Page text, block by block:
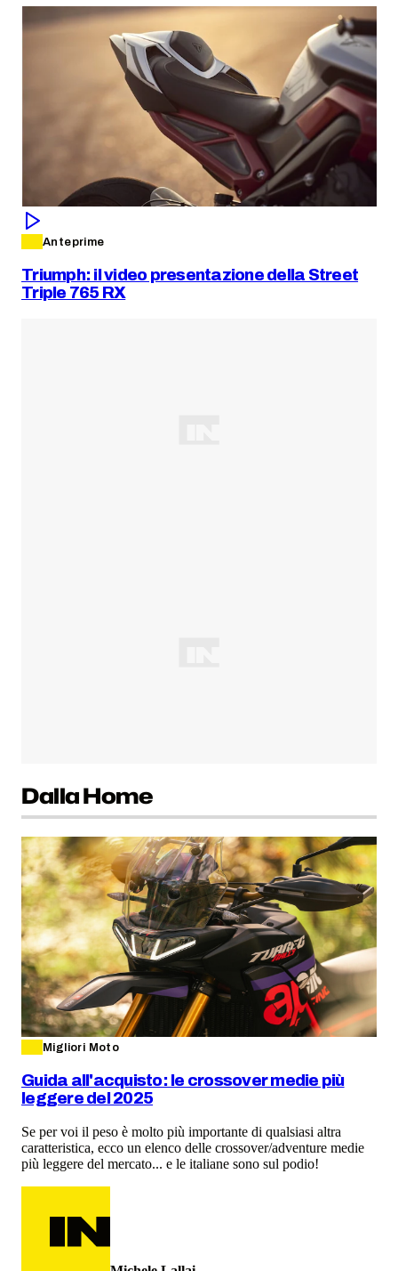
Anteprime
Triumph: il video presentazione della Street
Triple 765 RX
Dalla Home
Migliori Moto
Guida all'acquisto: le crossover medie più
leggere del 2025
Se per voi il peso è molto più importante di qualsiasi altra
caratteristica, ecco un elenco delle crossover/adventure medie
più leggere del mercato... e le italiane sono sul podio!